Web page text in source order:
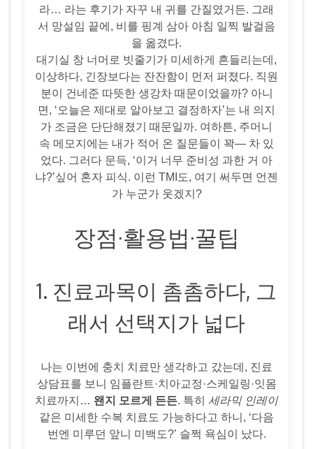
라… 라는 후기가 자꾸 내 귀를 간질였거든. 그래
서 망설임 끝에, 비를 핑계 삼아 아침 일찍 발걸음
을 옮겼다.
대기실 창 너머로 빗줄기가 미세하게 흔들리는데,
이상하다, 긴장보다는 잔잔함이 먼저 퍼졌다. 직원
분이 건네준 따뜻한 생강차 때문이었을까? 아니
면, ‘오늘은 제대로 알아보고 결정하자’는 내 의지
가 조금은 단단해졌기 때문일까. 여하튼, 주머니
속 메모지에는 내가 적어 온 질문들이 꽉— 차 있
었다. 그러다 문득, ‘이거 너무 준비성 과한 거 아
냐?’싶어 혼자 피식. 이런 TMI도, 여기 써두면 언젠
가 누군가 웃겠지?
장점·활용법·꿀팁
1. 진료과목이 촘촘하다, 그
래서 선택지가 넓다
나는 이번에 충치 치료만 생각하고 갔는데, 진료
상담표를 보니 임플란트·치아교정·스케일링·잇몸
치료까지… 왠지 모르게 든든. 특히 세라믹 인레이
같은 미세한 수복 치료도 가능하다고 하니, ‘다음
번엔 미루던 앞니 미백도?’ 슬쩍 욕심이 났다.